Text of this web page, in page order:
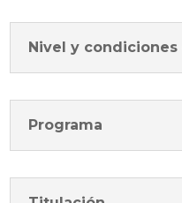
Nivel y condiciones
Programa